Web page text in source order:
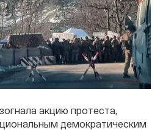
акцию протеста,
демократическим